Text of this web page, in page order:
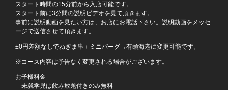
スタート時間の15分前から入店可能です。
スタート前に3分間の説明ビデオを見て頂きます。
事前に説明動画を見たい方は、お店にお電話下さい。説明動画をメッセ
ージで送信させて頂きます。
±0円差額なしでねぎま串＋ミニバーグ→有頭海老に変更可能です。
※コース内容は予告なく変更される場合がございます。
お子様料金
未就学児は飲み放題付きのみ無料